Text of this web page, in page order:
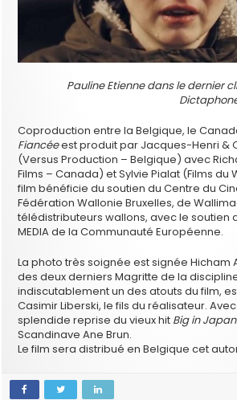
Pauline Etienne dans le dernier
Coproduction entre la Belgique, le
Fiancéeest produit par Jacques-Henri &
(Versus Production – Belgique) avec
Films – Canada) et Sylvie Pialat (Films du
film bénéficie du soutien du Centre du
Fédération Wallonie Bruxelles, de
télédistributeurs wallons, avec le soutien
MEDIA de la Communauté Européenne.
La photo très soignée est signée Hicham
des deux derniers Magritte de la
indiscutablement un des atouts du film,
Casimir Liberski, le fils du réalisateur.
splendide reprise du vieux hit Big in Japan
Scandinave Ane Brun.
Le film sera distribué en Belgique cet